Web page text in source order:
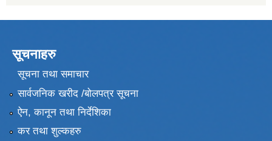
सूचनाहरु
सूचना तथा समाचार
सार्वजनिक खरीद /बोलपत्र सूचना
ऐन, कानून तथा निर्देशिका
कर तथा शुल्कहरु